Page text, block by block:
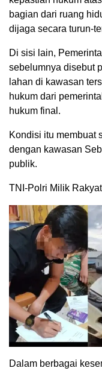
bagian dari ruang
dijaga secara turun-
Di sisi lain,
sebelumnya disebut
lahan di kawasan
hukum dari
hukum final.
Kondisi itu membuat
dengan kawasan
publik.
TNI-Polri Milik Rakyat
Dalam berbagai